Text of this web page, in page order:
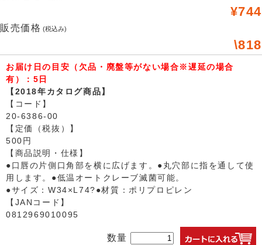
¥744
販売価格 (税込み)
\818
お届け日の目安（欠品・廃盤等がない場合※遅延の場合
有）：5日
【2018年カタログ商品】
【コード】
20-6386-00
【定価（税抜）】
500円
【商品説明・仕様】
●口唇の片側口角部を横に広げます。●丸穴部に指を通して使
用します。●低温オートクレーブ滅菌可能。
●サイズ：W34×L74?●材質：ポリプロピレン
【JANコード】
0812969010095
数量